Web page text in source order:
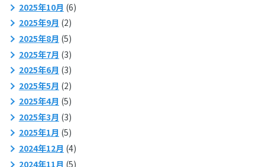
2025年10月 (6)
2025年9月 (2)
2025年8月 (5)
2025年7月 (3)
2025年6月 (3)
2025年5月 (2)
2025年4月 (5)
2025年3月 (3)
2025年1月 (5)
2024年12月 (4)
2024年11月 (5)